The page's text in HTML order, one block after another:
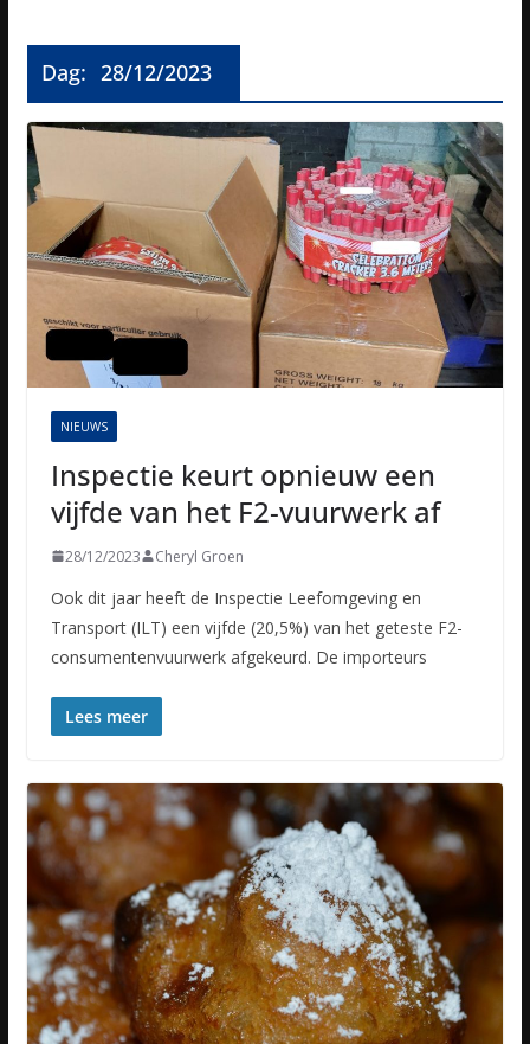
Dag: 28/12/2023
NIEUWS
Inspectie keurt opnieuw een
vijfde van het F2-vuurwerk af
28/12/2023 Cheryl Groen
Ook dit jaar heeft de Inspectie Leefomgeving en
Transport (ILT) een vijfde (20,5%) van het geteste F2-
consumentenvuurwerk afgekeurd. De importeurs
Lees meer